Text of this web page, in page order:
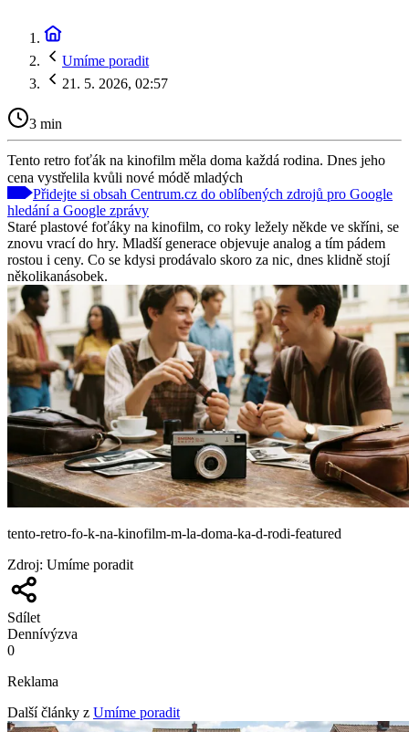
Umíme poradit
21. 5. 2026, 02:57
3 min
Tento retro foťák na kinofilm měla doma každá rodina. Dnes jeho
cena vystřelila kvůli nové módě mladých
Přidejte si obsah Centrum.cz do oblíbených zdrojů pro Google
hledání a Google zprávy
Staré plastové foťáky na kinofilm, co roky ležely někde ve skříni, se
znovu vrací do hry. Mladší generace objevuje analog a tím pádem
rostou i ceny. Co se kdysi prodávalo skoro za nic, dnes klidně stojí
několikanásobek.
tento-retro-fo-k-na-kinofilm-m-la-doma-ka-d-rodi-featured
Zdroj: Umíme poradit
Sdílet
Dennívýzva
0
Reklama
Další články z Umíme poradit